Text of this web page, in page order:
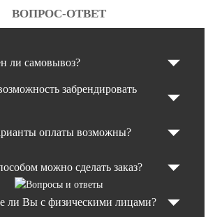
ВОПРОС-ОТВЕТ
ли самовывоз?
забрендировать
оплаты возможны?
можно сделать заказ?
ли Вы с физическими лицами?